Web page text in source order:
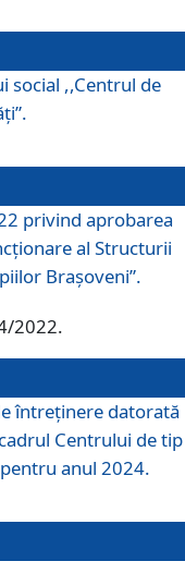
social ,,Centrul de
privind aprobarea
al Structurii
Braşoveni”.
2022.
întreținere datorată
Centrului de tip
anul 2024.